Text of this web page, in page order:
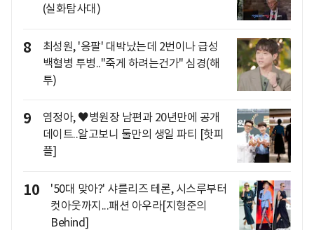
(실화탐사대)
8
최성원, '응팔' 대박났는데 2번이나 급성
백혈병 투병.."죽게 하려는건가" 심경(해
투)
9
염정아, ♥병원장 남편과 20년만에 공개
데이트..알고보니 둘만의 생일 파티 [핫피
플]
10
'50대 맞아?' 샤를리즈 테론, 시스루부터
컷아웃까지...패션 아우라[지형준의
Behind]